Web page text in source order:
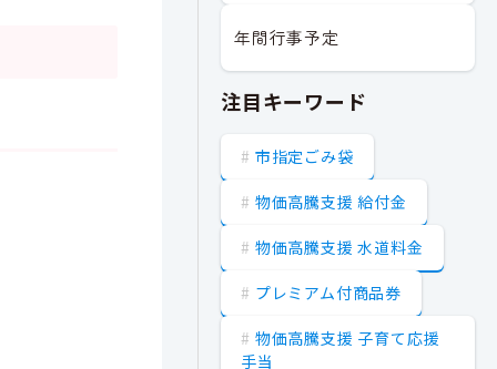
年間行事予定
注目キーワード
市指定ごみ袋
物価高騰支援 給付金
物価高騰支援 水道料金
プレミアム付商品券
物価高騰支援 子育て応援
手当